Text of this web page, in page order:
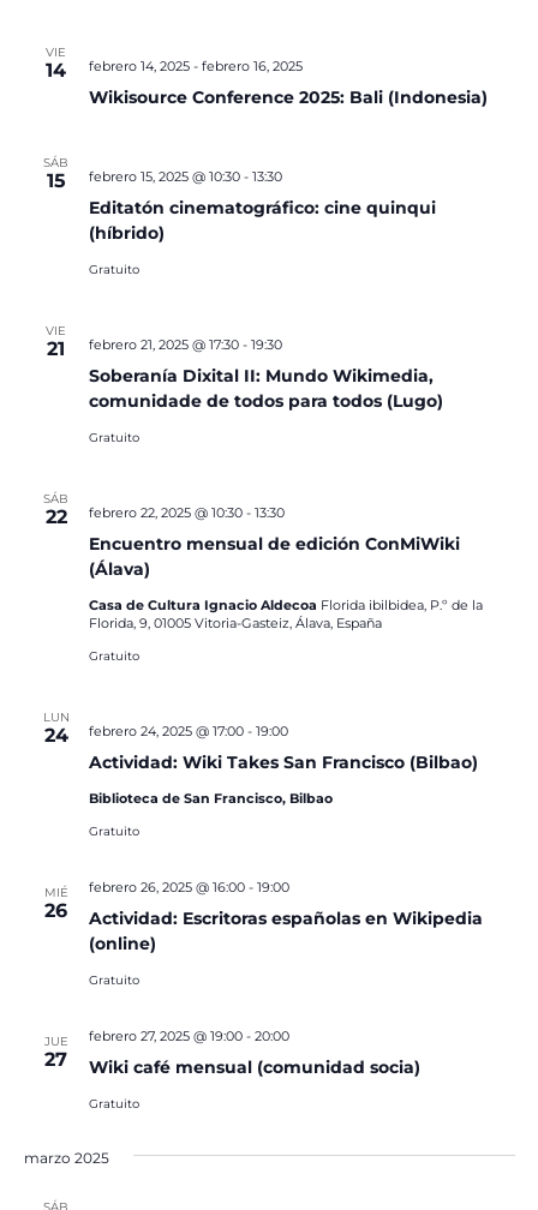
VIE
14
Wikisource Conference 2025: Bali (Indonesia)
febrero 14, 2025- febrero 16, 2025
SÁB
15
Editatón cinematográfico: cine quinqui
(híbrido)
febrero 15, 2025 @ 10:30- 13:30
Gratuito
VIE
21
Soberanía Dixital II: Mundo Wikimedia,
comunidade de todos para todos (Lugo)
febrero 21, 2025 @ 17:30- 19:30
Gratuito
SÁB
22
Encuentro mensual de edición ConMiWiki
(Álava)
febrero 22, 2025 @ 10:30- 13:30
Casa de Cultura Ignacio Aldecoa Florida ibilbidea, P.º de la
Florida, 9, 01005 Vitoria-Gasteiz, Álava, España
Gratuito
LUN
24
Actividad: Wiki Takes San Francisco (Bilbao)
febrero 24, 2025 @ 17:00- 19:00
Biblioteca de San Francisco, Bilbao
Gratuito
MIÉ
26
Actividad: Escritoras españolas en Wikipedia
(online)
febrero 26, 2025 @ 16:00- 19:00
Gratuito
JUE
27 Wiki café mensual (comunidad socia)
febrero 27, 2025 @ 19:00- 20:00
Gratuito
marzo 2025